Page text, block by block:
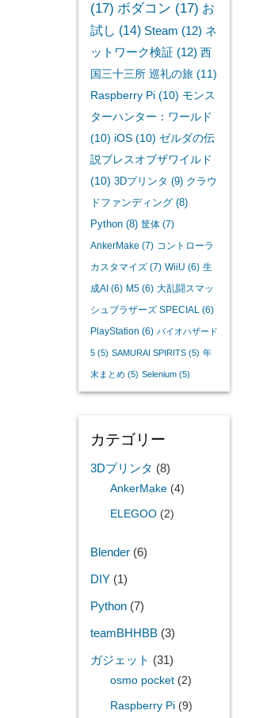
(17) ボダコン (17) お
試し (14) Steam (12) ネ
ットワーク検証 (12) 西
国三十三所 巡礼の旅(11)
Raspberry Pi(10) モンス
ターハンター：ワールド
(10) iOS(10) ゼルダの伝
説ブレスオブザワイルド
(10) 3Dプリンタ (9) クラウ
ドファンディング(8)
Python(8) 筐体(7)
AnkerMake (7) コントローラ
カスタマイズ(7) WiiU (6) 生
成AI (6) M5(6) 大乱闘スマッ
シュブラザーズ SPECIAL (6)
PlayStation (6) バイオハザード
5(5) SAMURAI SPIRITS(5) 年
末まとめ(5) Selenium(5)
カテゴリー
3Dプリンタ (8)
AnkerMake(4)
ELEGOO(2)
Blender(6)
DIY(1)
Python(7)
teamBHHBB(3)
ガジェット (31)
osmo pocket(2)
Raspberry Pi(9)